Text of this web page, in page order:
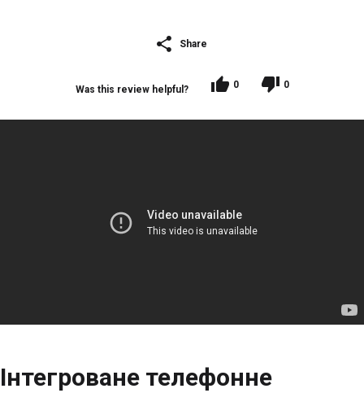
Share
Was this review helpful? 0 0
Інтегроване телефонне